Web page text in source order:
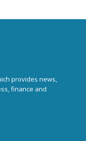
provides news,
finance and